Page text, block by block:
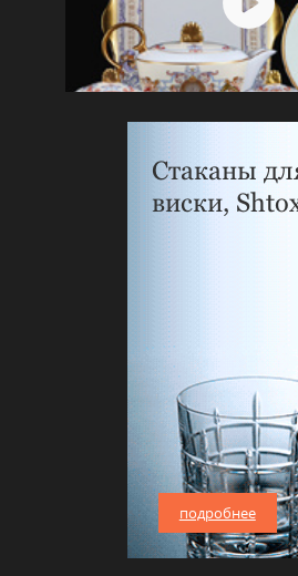
Стаканы
виски,
подробнее